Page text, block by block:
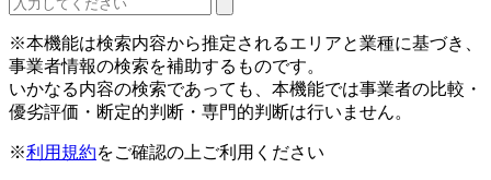
※本機能は検索内容から推定されるエリアと業種に基づき、
事業者情報の検索を補助するものです。
いかなる内容の検索であっても、本機能では事業者の比較・
優劣評価・断定的判断・専門的判断は行いません。
※利用規約をご確認の上ご利用ください